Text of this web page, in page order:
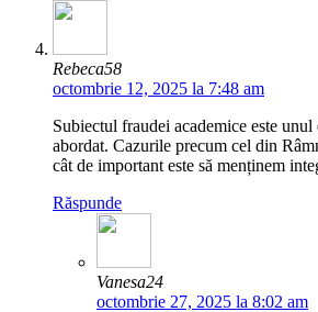
Rebeca58
octombrie 12, 2025 la 7:48 am
Subiectul fraudei academice este unul
abordat. Cazurile precum cel din
cât de important este să menținem
Răspunde
Vanesa24
octombrie 27, 2025 la 8:02 am